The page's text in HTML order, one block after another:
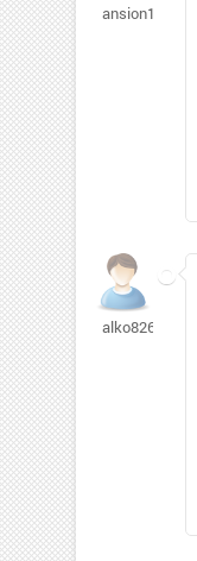
ansion169
alko82636